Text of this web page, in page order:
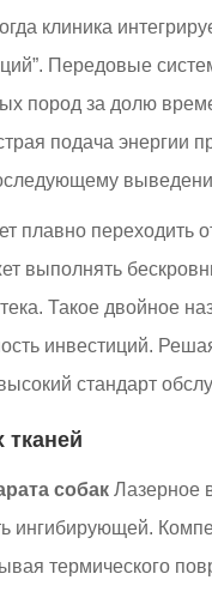
клиника
Передовые
пород за долю
подача
переходить
Такое двойное
инвестиций.
стандарт
тканей
собак Лазерное
термического